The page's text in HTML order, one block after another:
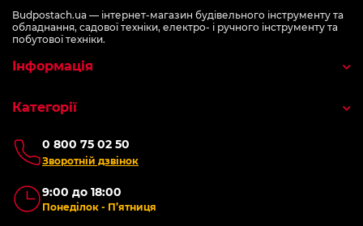
Budpostach.ua — інтернет-магазин будівельного інструменту та
обладнання, садової техніки, електро- і ручного інструменту та
побутової техніки.
0 800 75 02 50
Зворотній дзвінок
9:00 до 18:00
Понеділок - П’ятниця
Інформація
Категорії